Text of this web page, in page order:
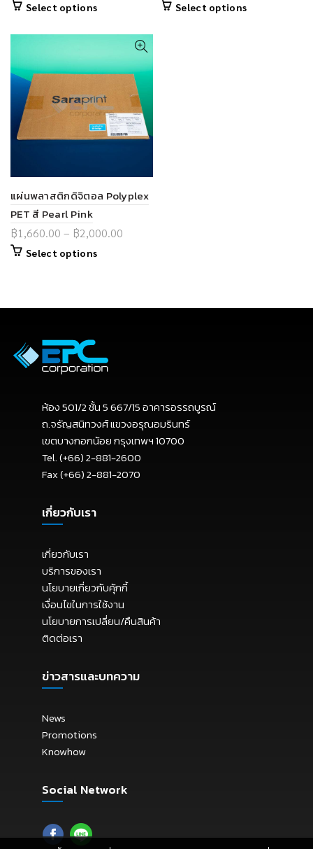
Select options Select options
แผ่นพลาสติกดิจิตอล Polyplex
PET สี Pearl Pink
฿1,660.00 – ฿2,000.00
Select options
ห้อง 501/2 ชั้น 5 667/15 อาคารอรรถบูรณ์
ถ.จรัญสนิทวงศ์ แขวงอรุณอมรินทร์
เขตบางกอกน้อย กรุงเทพฯ 10700
Tel. (+66) 2-881-2600
Fax (+66) 2-881-2070
เกี่ยวกับเรา
เกี่ยวกับเรา
บริการของเรา
นโยบายเกี่ยวกับคุ้กกี้
เงื่อนไขในการใช้งาน
นโยบายการเปลี่ยน/คืนสินค้า
ติดต่อเรา
ข่าวสารและบทความ
News
Promotions
Knowhow
Social Network